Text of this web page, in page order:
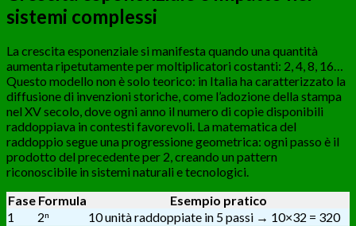
sistemi complessi
La crescita esponenziale si manifesta quando una quantità
aumenta ripetutamente per moltiplicatori costanti: 2, 4, 8, 16…
Questo modello non è solo teorico: in Italia ha caratterizzato la
diffusione di invenzioni storiche, come l’adozione della stampa
nel XV secolo, dove ogni anno il numero di copie disponibili
raddoppiava in contesti favorevoli. La matematica del
raddoppio segue una progressione geometrica: ogni passo è il
prodotto del precedente per 2, creando un pattern
riconoscibile in sistemi naturali e tecnologici.
Fase Formula
Esempio pratico
1
2ⁿ
10 unità raddoppiate in 5 passi → 10×32 = 320